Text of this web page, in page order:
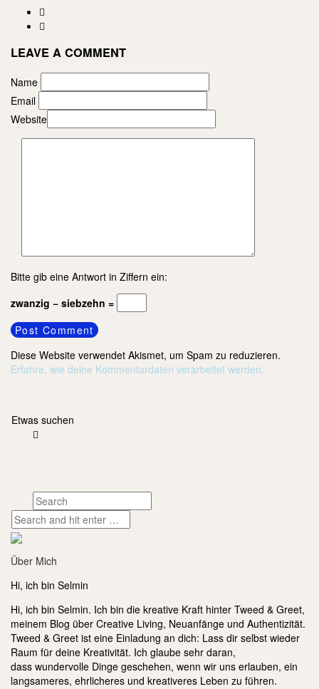
LEAVE A COMMENT
Name
Email
Website
Bitte gib eine Antwort in Ziffern ein:
zwanzig − siebzehn =
Diese Website verwendet Akismet, um Spam zu reduzieren.
Erfahre, wie deine Kommentardaten verarbeitet werden.
Etwas suchen
Über Mich
Hi, ich bin Selmin
Hi, ich bin Selmin. Ich bin die kreative Kraft hinter Tweed & Greet,
meinem Blog über Creative Living, Neuanfänge und Authentizität.
Tweed & Greet ist eine Einladung an dich: Lass dir selbst wieder
Raum für deine Kreativität. Ich glaube sehr daran,
dass wundervolle Dinge geschehen, wenn wir uns erlauben, ein
langsameres, ehrlicheres und kreativeres Leben zu führen.